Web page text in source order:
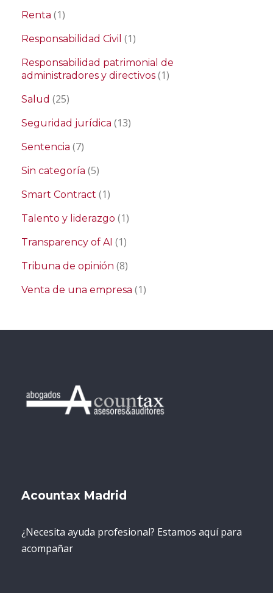
Renta (1)
Responsabilidad Civil (1)
Responsabilidad patrimonial de
administradores y directivos (1)
Salud (25)
Seguridad jurídica (13)
Sentencia (7)
Sin categoría (5)
Smart Contract (1)
Talento y liderazgo (1)
Transparency of AI (1)
Tribuna de opinión (8)
Venta de una empresa (1)
Acountax Madrid
¿Necesita ayuda profesional? Estamos aquí para
acompañar